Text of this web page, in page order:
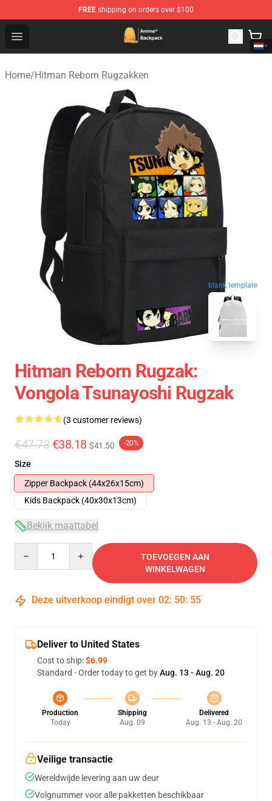
FREE shipping on orders over $100
Open menu
Anime Backpack Shop - Official Anime Backpack Store
Home/Hitman Reborn Rugzakken
blank template
Hitman Reborn Rugzak:
Vongola Tsunayoshi Rugzak
(3 customer reviews)
€47.73 €38.18 $41.50 -20%
Size
Zipper Backpack (44x26x15cm)
Kids Backpack (40x30x13cm)
Bekijk maattabel
TOEVOEGEN AAN
WINKELWAGEN
Deze uitverkoop eindigt over 02: 50: 54
Deliver to United States
Cost to ship:$6.99
Standard - Order today to get byAug. 13 - Aug. 20
Production
Today
Shipping
Aug. 09
Delivered
Aug. 13 - Aug. 20
Veilige transactie
Wereldwijde levering aan uw deur
Volgnummer voor alle pakketten beschikbaar